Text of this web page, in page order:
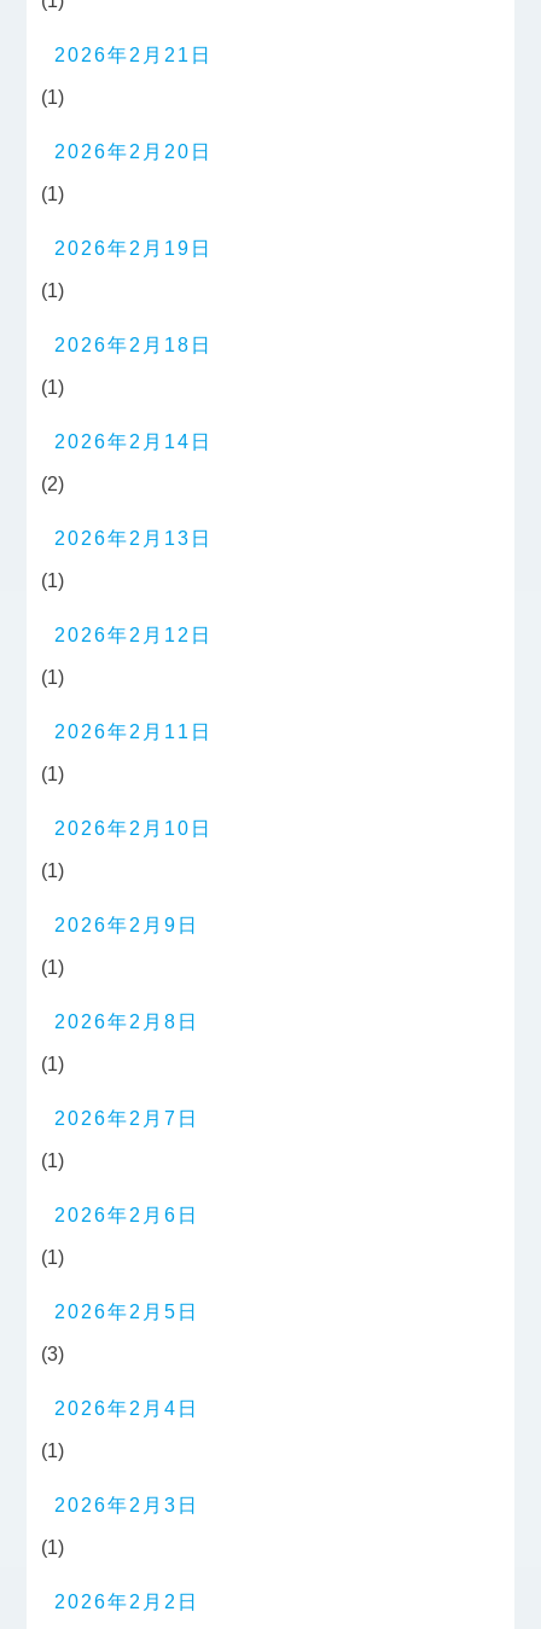
2026年2月21日
(1)
2026年2月20日
(1)
2026年2月19日
(1)
2026年2月18日
(1)
2026年2月14日
(2)
2026年2月13日
(1)
2026年2月12日
(1)
2026年2月11日
(1)
2026年2月10日
(1)
2026年2月9日
(1)
2026年2月8日
(1)
2026年2月7日
(1)
2026年2月6日
(1)
2026年2月5日
(3)
2026年2月4日
(1)
2026年2月3日
(1)
2026年2月2日